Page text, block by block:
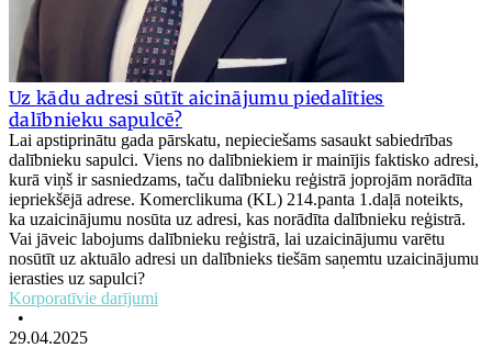
Uz kādu adresi sūtīt aicinājumu piedalīties
dalībnieku sapulcē?
Lai apstiprinātu gada pārskatu, nepieciešams sasaukt sabiedrības
dalībnieku sapulci. Viens no dalībniekiem ir mainījis faktisko adresi,
kurā viņš ir sasniedzams, taču dalībnieku reģistrā joprojām norādīta
iepriekšējā adrese. Komerclikuma (KL) 214.panta 1.daļā noteikts,
ka uzaicinājumu nosūta uz adresi, kas norādīta dalībnieku reģistrā.
Vai jāveic labojums dalībnieku reģistrā, lai uzaicinājumu varētu
nosūtīt uz aktuālo adresi un dalībnieks tiešām saņemtu uzaicinājumu
ierasties uz sapulci?
Korporatīvie darījumi
•
29.04.2025